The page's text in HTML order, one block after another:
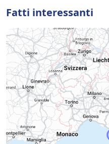
Fatti interessanti